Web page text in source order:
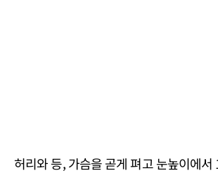
허리와 등, 가슴을 곧게 펴고 눈높이에서